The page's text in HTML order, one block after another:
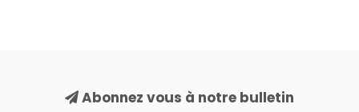
Abonnez vous à notre bulletin